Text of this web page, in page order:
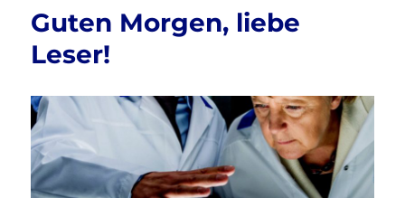
o
o
Osten!
Guten Morgen, liebe
Leser!